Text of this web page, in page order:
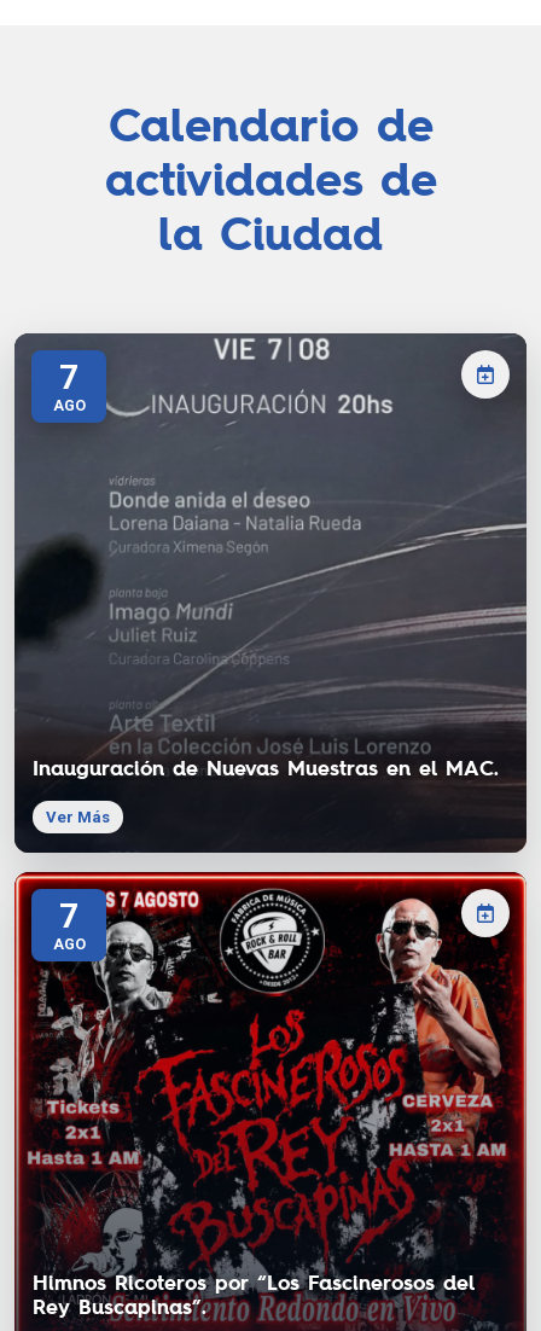
Calendario de
actividades de
la Ciudad
7
AGO
Inauguración de Nuevas Muestras en el MAC.
Ver Más
7
AGO
Himnos Ricoteros por “Los Fascinerosos del
Rey Buscapinas”.